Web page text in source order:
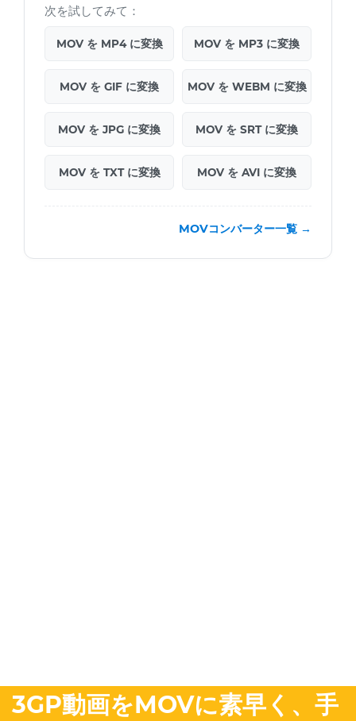
次を試してみて：
MOV を MP4 に変換 MOV を MP3 に変換
MOV を GIF に変換 MOV を WEBM に変換
MOV を JPG に変換 MOV を SRT に変換
MOV を TXT に変換 MOV を AVI に変換
MOVコンバーター一覧 →
3GP動画をMOVに素早く、手